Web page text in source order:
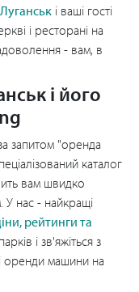
і ваші гості
і ресторані на
- вам, в
і його
запитом "оренда
каталог
вам швидко
У нас - найкращі
рейтинги та
і зв'яжіться з
оренди машини на